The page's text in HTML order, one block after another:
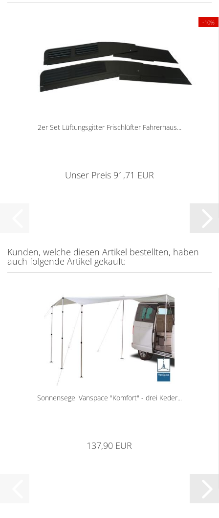
-10%
2er Set Lüftungsgitter Frischlüfter Fahrerhaus...
Unser Preis 91,71 EUR
Kunden, welche diesen Artikel bestellten, haben
auch folgende Artikel gekauft:
Sonnensegel Vanspace "Komfort" - drei Keder...
137,90 EUR